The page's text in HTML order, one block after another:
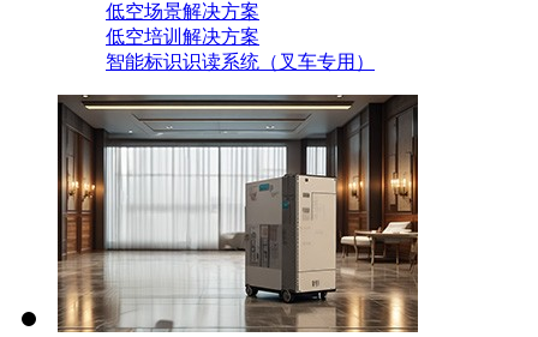
低空场景解决方案
低空培训解决方案
智能标识识读系统（叉车专用）